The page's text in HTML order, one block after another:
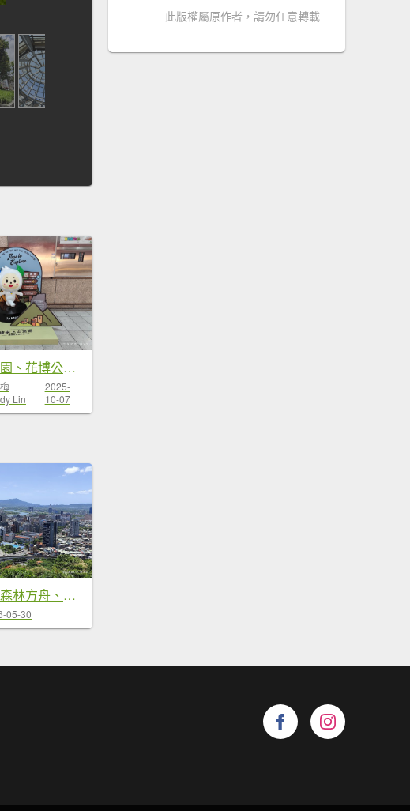
大港墘公園、花博公園圓山園區、臺北市立美術館【臺北健走趣】
Lin
2025-
10-07
劍潭山、森林方舟、微風平台、圓山水神社、劍潭公園、八二三砲戰紀念公園
05-30
此版權屬原作者，請勿任意轉載